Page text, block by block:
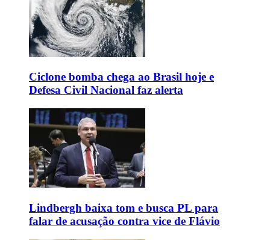
Ciclone bomba chega ao Brasil hoje e
Defesa Civil Nacional faz alerta
Lindbergh baixa tom e busca PL para
falar de acusação contra vice de Flávio